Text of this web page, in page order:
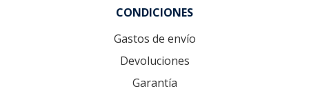
CONDICIONES
Gastos de envío
Devoluciones
Garantía